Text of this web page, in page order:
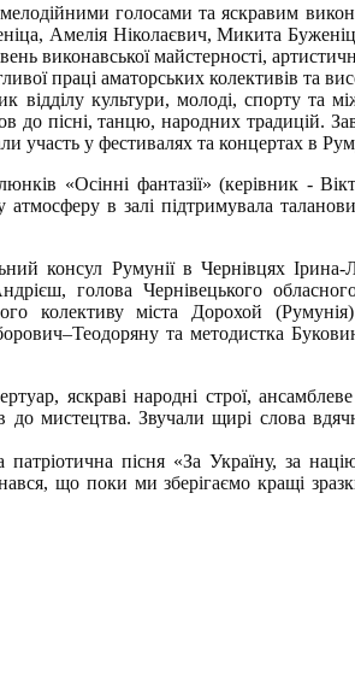
голосами та яскравим
Амелія Ніколаєвич, Микита
виконавської майстерності,
праці аматорських колективів та
культури, молоді, спорту та
до пісні, танцю, народних традицій.
участь у фестивалях та концертах в
«Осінні фантазії» (керівник -
атмосферу в залі підтримувала
консул Румунії в Чернівцях Ірина-
голова Чернівецького
колективу міста Дорохой
та методистка
яскраві народні строї,
мистецтва. Звучали щирі слова
пісня «За Україну, за
що поки ми зберігаємо кращі